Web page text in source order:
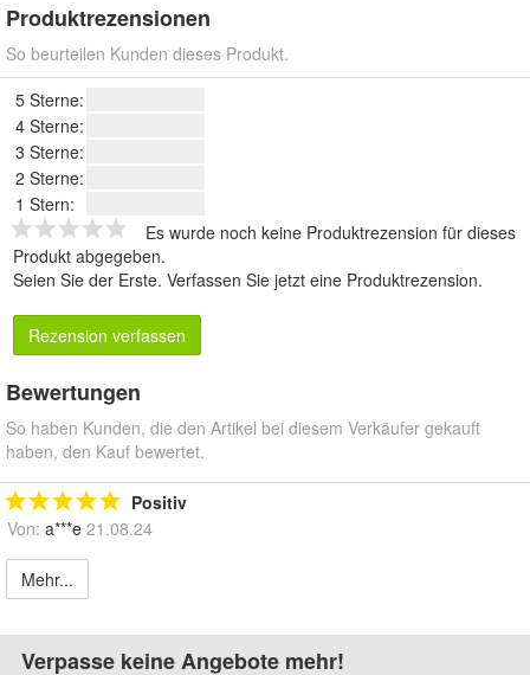
Produktrezensionen
So beurteilen Kunden dieses Produkt.
5 Sterne:
4 Sterne:
3 Sterne:
2 Sterne:
1 Stern:
Es wurde noch keine Produktrezension für dieses
Produkt abgegeben.
Seien Sie der Erste. Verfassen Sie jetzt eine Produktrezension.
Rezension verfassen
Bewertungen
So haben Kunden, die den Artikel bei diesem Verkäufer gekauft
haben, den Kauf bewertet.
Positiv
Von: a***e 21.08.24
Mehr...
Verpasse keine Angebote mehr!